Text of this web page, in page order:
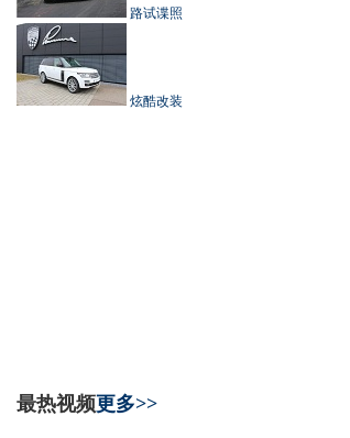
路试谍照
炫酷改装
最热视频更多>>